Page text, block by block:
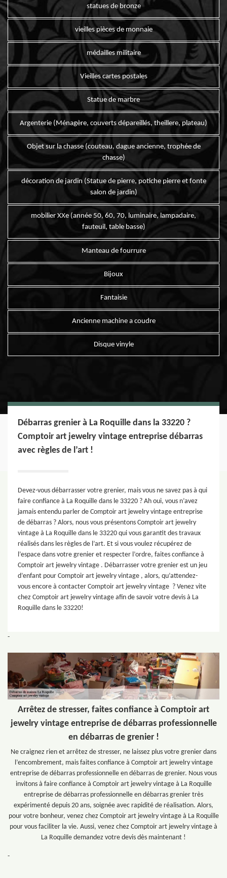
statues de bronze
vieilles pièces de monnaie
médailles militaire
Vieilles cartes postales
Statue de marbre
Argenterie (Ménagère, couverts dépareillés, theillere, plateau)
Objet sur la chasse (couteau, dague ancienne, trophée de
chasse)
décoration de jardin (Statue de pierre, potiche pierre et fonte
salon de jardin)
mobilier XXe (année 50, 60, 70, luminaire, lampadaire,
fauteuil, table basse)
Manteau de fourrure
Bijoux
Fantaisie
Ancienne machine a coudre
Disque vinyle
Débarras grenier à La Roquille dans la 33220 ?
Comptoir art jewelry vintage entreprise débarras
avec règles de l’art !
Devez-vous débarrasser votre grenier, mais vous ne savez pas à qui
faire confiance à La Roquille dans le 33220 ? Ah oui, vous n’avez
jamais entendu parler de Comptoir art jewelry vintage entreprise
de débarras ? Alors, nous vous présentons Comptoir art jewelry
vintage à La Roquille dans le 33220 qui vous garantit des travaux
réalisés dans les règles de l’art. Et si vous voulez récupérez de
l’espace dans votre grenier et respecter l’ordre, faites confiance à
Comptoir art jewelry vintage . Débarrasser votre grenier est un jeu
d’enfant pour Comptoir art jewelry vintage , alors, qu’attendez-
vous encore à contacter Comptoir art jewelry vintage ? Venez vite
chez Comptoir art jewelry vintage afin de savoir votre devis à La
Roquille dans le 33220!
-
Arrêtez de stresser, faites confiance à Comptoir art
jewelry vintage entreprise de débarras professionnelle
en débarras de grenier !
Ne craignez rien et arrêtez de stresser, ne laissez plus votre grenier dans
l’encombrement, mais faites confiance à Comptoir art jewelry vintage
entreprise de débarras professionnelle en débarras de grenier. Nous vous
invitons à faire confiance à Comptoir art jewelry vintage à La Roquille
entreprise de débarras professionnelle en débarras grenier très
expérimenté depuis 20 ans, soignée avec rapidité de réalisation. Alors,
pour votre bonheur, venez chez Comptoir art jewelry vintage à La Roquille
pour vous faciliter la vie. Aussi, venez chez Comptoir art jewelry vintage à
La Roquille demandez votre devis dès maintenant !
-